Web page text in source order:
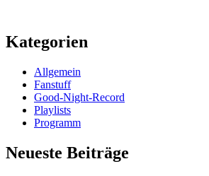
Kategorien
Allgemein
Fanstuff
Good-Night-Record
Playlists
Programm
Neueste Beiträge